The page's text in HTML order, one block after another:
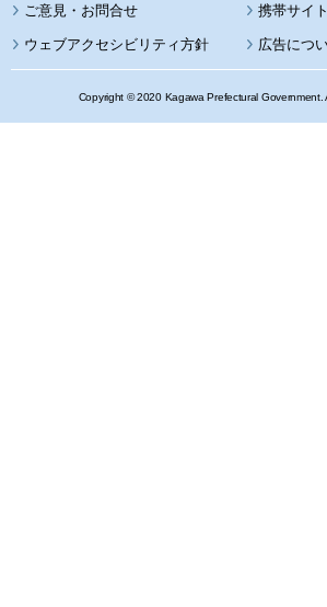
携帯サイト
ウェブアクセシビリティ方針 広告につ
Copyright © 2020 Kagawa Prefectural Government.